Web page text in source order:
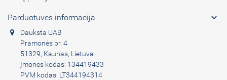
Parduotuvės informacija 
Dauksta UAB
Pramonės pr. 4
51329, Kaunas, Lietuva
Įmonės kodas: 134419433
PVM kodas: LT344194314